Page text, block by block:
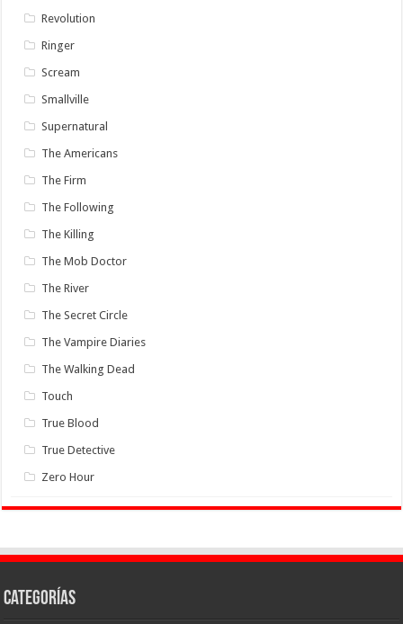
Revolution
Ringer
Scream
Smallville
Supernatural
The Americans
The Firm
The Following
The Killing
The Mob Doctor
The River
The Secret Circle
The Vampire Diaries
The Walking Dead
Touch
True Blood
True Detective
Zero Hour
Categorías